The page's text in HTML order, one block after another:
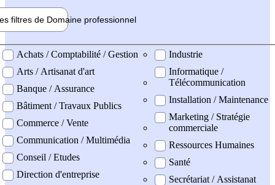
filtres de Domaine professionnel
professionel
Achats / Comptabilité / Gestion
Arts / Artisanat d'art
Banque / Assurance
Bâtiment / Travaux Publics
Commerce / Vente
Communication / Multimédia
Conseil / Etudes
Direction d'entreprise
Industrie
Informatique /
Télécommunication
Installation / Maintenance
Marketing / Stratégie
commerciale
Ressources Humaines
Santé
Secrétariat / Assistanat